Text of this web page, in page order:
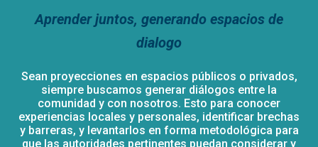
Aprender juntos, generando espacios de
dialogo
Sean proyecciones en espacios públicos o privados,
siempre buscamos generar diálogos entre la
comunidad y con nosotros. Esto para conocer
experiencias locales y personales, identificar brechas
y barreras, y levantarlos en forma metodológica para
que las autoridades pertinentes puedan considerar y